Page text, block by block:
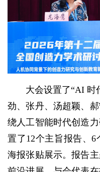
大会设置了“AI 时
劲、张丹、汤超颖、
绕人工智能时代创造
置了12个主旨报告、6
海报张贴展示。报告